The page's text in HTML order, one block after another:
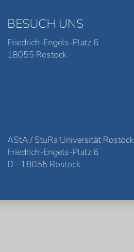
BESUCH UNS
Friedrich-Engels-Platz 6
18055 Rostock
AStA / StuRa Universität Rostock
Friedrich-Engels-Platz 6
D - 18055 Rostock